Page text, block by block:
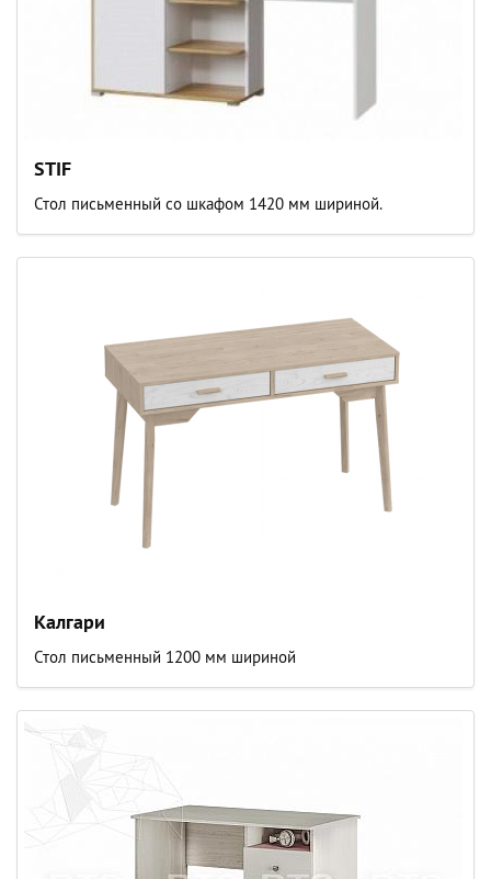
STIF
Стол письменный со шкафом 1420 мм шириной.
Калгари
Стол письменный 1200 мм шириной